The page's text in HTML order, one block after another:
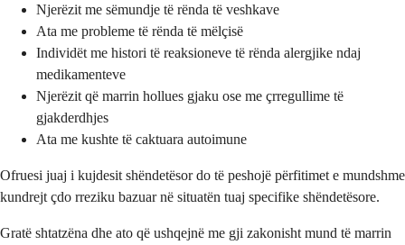
Njerëzit me sëmundje të rënda të veshkave
Ata me probleme të rënda të mëlçisë
Individët me histori të reaksioneve të rënda alergjike ndaj
medikamenteve
Njerëzit që marrin hollues gjaku ose me çrregullime të
gjakderdhjes
Ata me kushte të caktuara autoimune
Ofruesi juaj i kujdesit shëndetësor do të peshojë përfitimet e mundshme
kundrejt çdo rreziku bazuar në situatën tuaj specifike shëndetësore.
Gratë shtatzëna dhe ato që ushqejnë me gji zakonisht mund të marrin